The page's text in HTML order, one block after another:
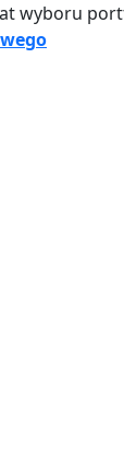
wyboru